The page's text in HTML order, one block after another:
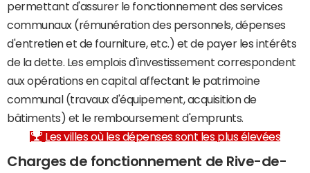
permettant d'assurer le fonctionnement des services
communaux (rémunération des personnels, dépenses
d'entretien et de fourniture, etc.) et de payer les intérêts
de la dette. Les emplois d'investissement correspondent
aux opérations en capital affectant le patrimoine
communal (travaux d'équipement, acquisition de
bâtiments) et le remboursement d'emprunts.
Les villes où les dépenses sont les plus élevées
Charges de fonctionnement de Rive-de-